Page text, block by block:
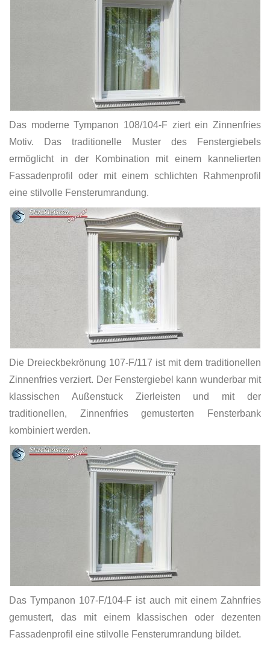
Das moderne Tympanon 108/104-F ziert ein Zinnenfries
Motiv. Das traditionelle Muster des Fenstergiebels
ermöglicht in der Kombination mit einem kannelierten
Fassadenprofil oder mit einem schlichten Rahmenprofil
eine stilvolle Fensterumrandung.
Die Dreieckbekrönung 107-F/117 ist mit dem traditionellen
Zinnenfries verziert. Der Fenstergiebel kann wunderbar mit
klassischen Außenstuck Zierleisten und mit der
traditionellen, Zinnenfries gemusterten Fensterbank
kombiniert werden.
Das Tympanon 107-F/104-F ist auch mit einem Zahnfries
gemustert, das mit einem klassischen oder dezenten
Fassadenprofil eine stilvolle Fensterumrandung bildet.